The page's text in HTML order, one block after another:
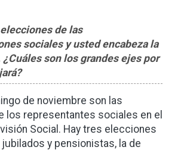
de las
sociales y usted encabeza la
son los grandes ejes por
de noviembre son las
los representantes sociales en el
Social. Hay tres elecciones
jubilados y pensionistas, la de